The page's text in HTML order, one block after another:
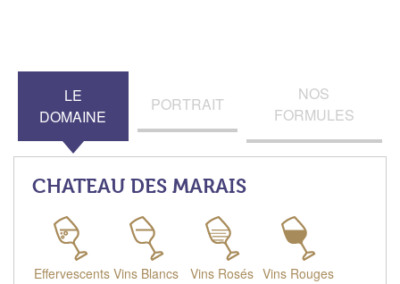
LE
DOMAINE
PORTRAIT
NOS
FORMULES
CHATEAU DES MARAIS
Effervescents Vins Blancs Vins Rosés Vins Rouges